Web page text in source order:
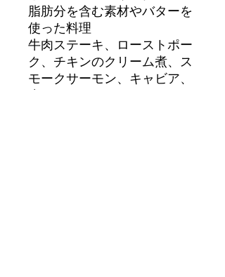
脂肪分を含む素材やバターを
使った料理
牛肉ステーキ、ローストポー
ク、チキンのクリーム煮、ス
モークサーモン、キャビア、
生ハムメロンなど